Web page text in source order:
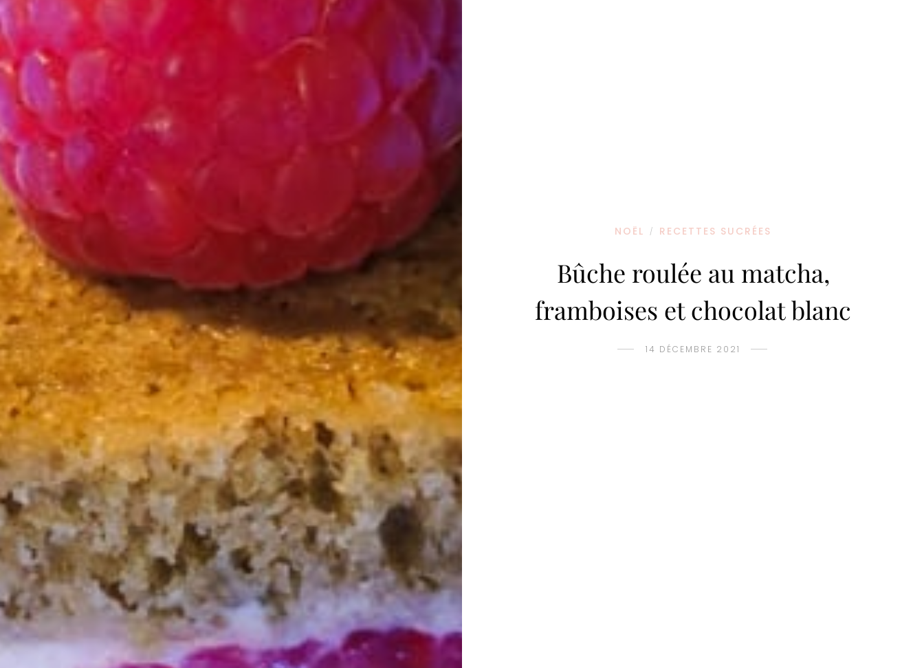
NOËL / RECETTES SUCRÉES
Bûche roulée au matcha,
framboises et chocolat blanc
14 DÉCEMBRE 2021